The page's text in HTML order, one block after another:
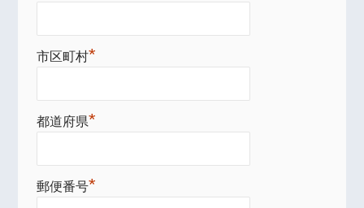
市区町村*
都道府県*
郵便番号*